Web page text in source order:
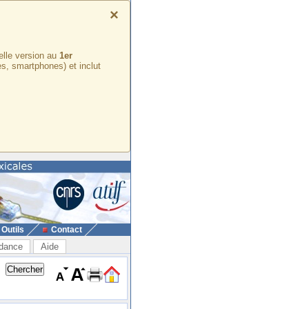
×
version au 1er
smartphones) et inclut
Outils Contact
Aide